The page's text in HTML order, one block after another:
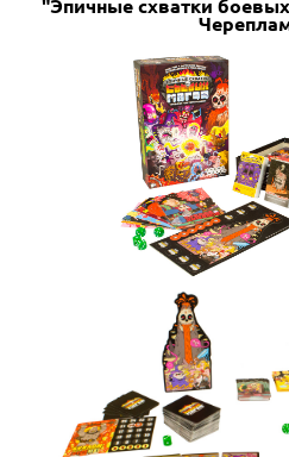
"Эпичные схватки